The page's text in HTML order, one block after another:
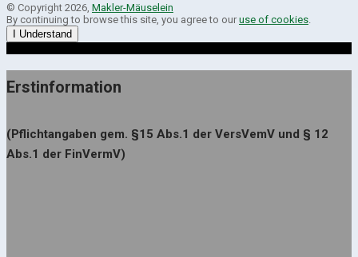
© Copyright 2026, Makler-Mäuselein
By continuing to browse this site, you agree to our use of cookies
I Understand
Erstinformation
(Pflichtangaben gem. §15 Abs.1 der VersVemV und § 12
Abs.1 der FinVermV)